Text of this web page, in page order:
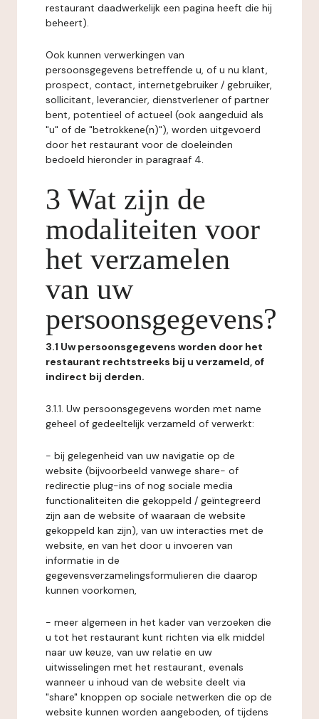
restaurant daadwerkelijk een pagina heeft die hij
beheert).
Ook kunnen verwerkingen van
persoonsgegevens betreffende u, of u nu klant,
prospect, contact, internetgebruiker / gebruiker,
sollicitant, leverancier, dienstverlener of partner
bent, potentieel of actueel (ook aangeduid als
"u" of de "betrokkene(n)"), worden uitgevoerd
door het restaurant voor de doeleinden
bedoeld hieronder in paragraaf 4.
3 Wat zijn de
modaliteiten voor
het verzamelen
van uw
persoonsgegevens?
3.1 Uw persoonsgegevens worden door het
restaurant rechtstreeks bij u verzameld, of
indirect bij derden.
3.1.1. Uw persoonsgegevens worden met name
geheel of gedeeltelijk verzameld of verwerkt:
- bij gelegenheid van uw navigatie op de
website (bijvoorbeeld vanwege share- of
redirectie plug-ins of nog sociale media
functionaliteiten die gekoppeld / geïntegreerd
zijn aan de website of waaraan de website
gekoppeld kan zijn), van uw interacties met de
website, en van het door u invoeren van
informatie in de
gegevensverzamelingsformulieren die daarop
kunnen voorkomen,
- meer algemeen in het kader van verzoeken die
u tot het restaurant kunt richten via elk middel
naar uw keuze, van uw relatie en uw
uitwisselingen met het restaurant, evenals
wanneer u inhoud van de website deelt via
"share" knoppen op sociale netwerken die op de
website kunnen worden aangeboden, of tijdens